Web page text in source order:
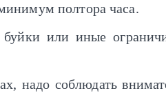
полтора часа.
или иные
надо соблюдать